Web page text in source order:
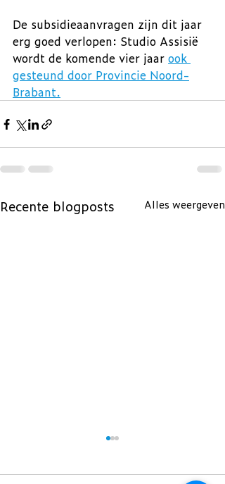
De subsidieaanvragen zijn dit jaar
erg goed verlopen: Studio Assisië
wordt de komende vier jaar ook
gesteund door Provincie Noord-
Brabant.
Recente blogposts Alles weergeven